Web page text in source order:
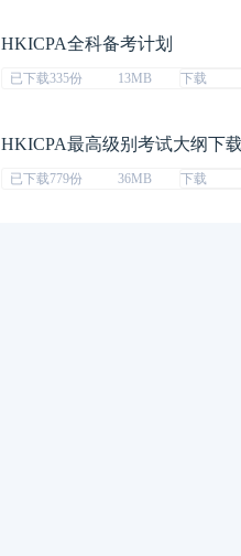
HKICPA全科备考计划
已下载335份 13MB 下载
HKICPA最高级别考试大纲下
已下载779份 36MB 下载